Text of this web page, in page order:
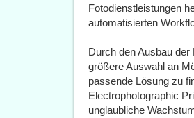
Fotodienstleistungen
automatisierten
Durch den Ausbau
größere Auswahl an
passende Lösung zu
Electrophotographic
unglaubliche